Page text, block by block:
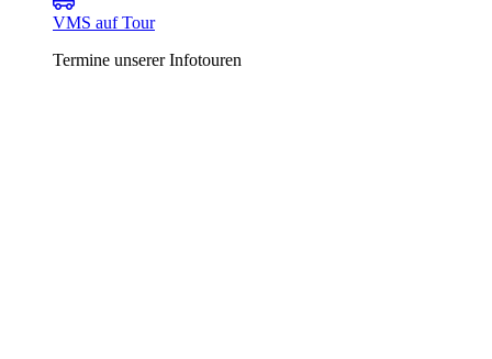
VMS auf Tour
Termine unserer Infotouren